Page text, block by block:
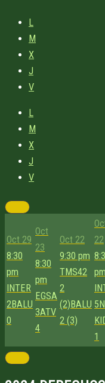
L
M
X
J
V
L
M
X
J
V
Oct 29
8:30
pm
INTER
2BALU
0
Oct
23
8:30
pm
EGSA
3ATV
4
Oct 22
9:30 pm
TMS42
2
(2)BALU
2 (3)
22
pm
5
1